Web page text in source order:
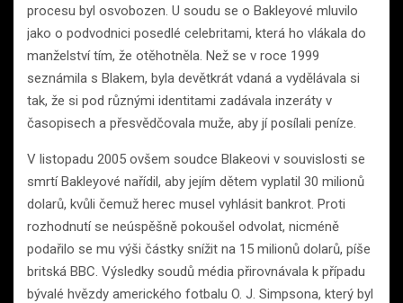
procesu byl osvobozen. U soudu se o Bakleyové mluvilo
jako o podvodnici posedlé celebritami, která ho vlákala do
manželství tím, že otěhotněla. Než se v roce 1999
seznámila s Blakem, byla devětkrát vdaná a vydělávala si
tak, že si pod různými identitami zadávala inzeráty v
časopisech a přesvědčovala muže, aby jí posílali peníze.
V listopadu 2005 ovšem soudce Blakeovi v souvislosti se
smrtí Bakleyové nařídil, aby jejím dětem vyplatil 30 milionů
dolarů, kvůli čemuž herec musel vyhlásit bankrot. Proti
rozhodnutí se neúspěšně pokoušel odvolat, nicméně
podařilo se mu výši částky snížit na 15 milionů dolarů, píše
britská BBC. Výsledky soudů média přirovnávala k případu
bývalé hvězdy amerického fotbalu O. J. Simpsona, který byl